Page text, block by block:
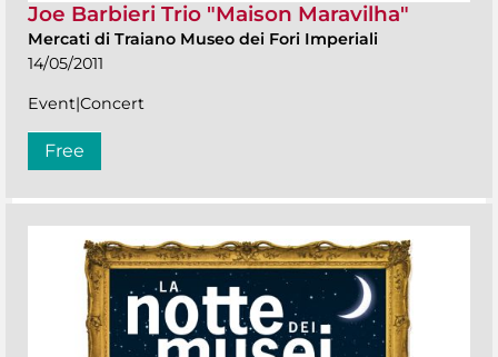
Joe Barbieri Trio "Maison Maravilha"
Mercati di Traiano Museo dei Fori Imperiali
14/05/2011
Event|Concert
Free